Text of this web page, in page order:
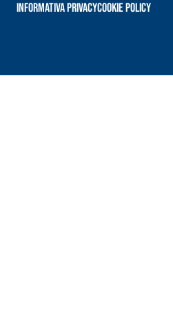
Informativa PrivacyCookie Policy